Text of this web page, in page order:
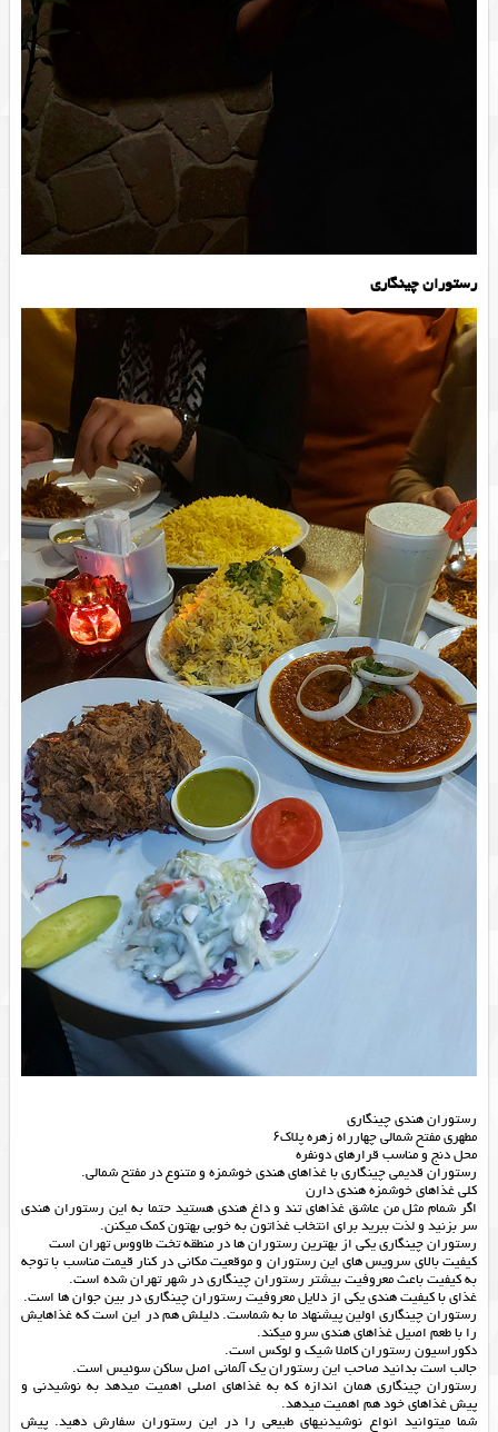
رستوران چینگاری
رستوران هندی چینگاری
مطهری مفتح شمالی چهارراه زهره پلاک۶
محل دنج و مناسب قرارهای دونفره
رستوران قدیمی چینگاری با غذاهای هندی خوشمزه و متنوع در مفتح شمالی.
کلی غذاهای خوشمزه هندی دارن
اگر شمام مثل من عاشق غذاهای تند و داغ هندی هستید حتما به این رستوران هندی
سر بزنید و لذت ببرید برای انتخاب غذاتون به خوبی بهتون کمک میکنن.
رستوران چینگاری یکی از بهترین رستوران ها در منطقه تخت طاووس تهران است
کیفیت بالای سرویس های این رستوران و موقعیت مکانی در کنار قیمت مناسب با توجه
به کیفیت باعث معروفیت بیشتر رستوران چینگاری در شهر تهران شده است.
غذای با کیفیت هندی یکی از دلایل معروفیت رستوران چینگاری در بین جوان ها است.
رستوران چینگاری اولین پیشنهاد ما به شماست. دلیلش هم در این است که غذاهایش
را با طعم اصیل غذاهای هندی سرو میکند.
دکوراسیون رستوران کاملا شیک و لوکس است.
جالب است بدانید صاحب این رستوران یک آلمانی اصل ساکن سوئیس است.
رستوران چینگاری همان اندازه که به غذاهای اصلی اهمیت میدهد به نوشیدنی و
پیش غذاهای خود هم اهمیت میدهد.
شما میتوانید انواع نوشیدنیهای طبیعی را در این رستوران سفارش دهید. پیش